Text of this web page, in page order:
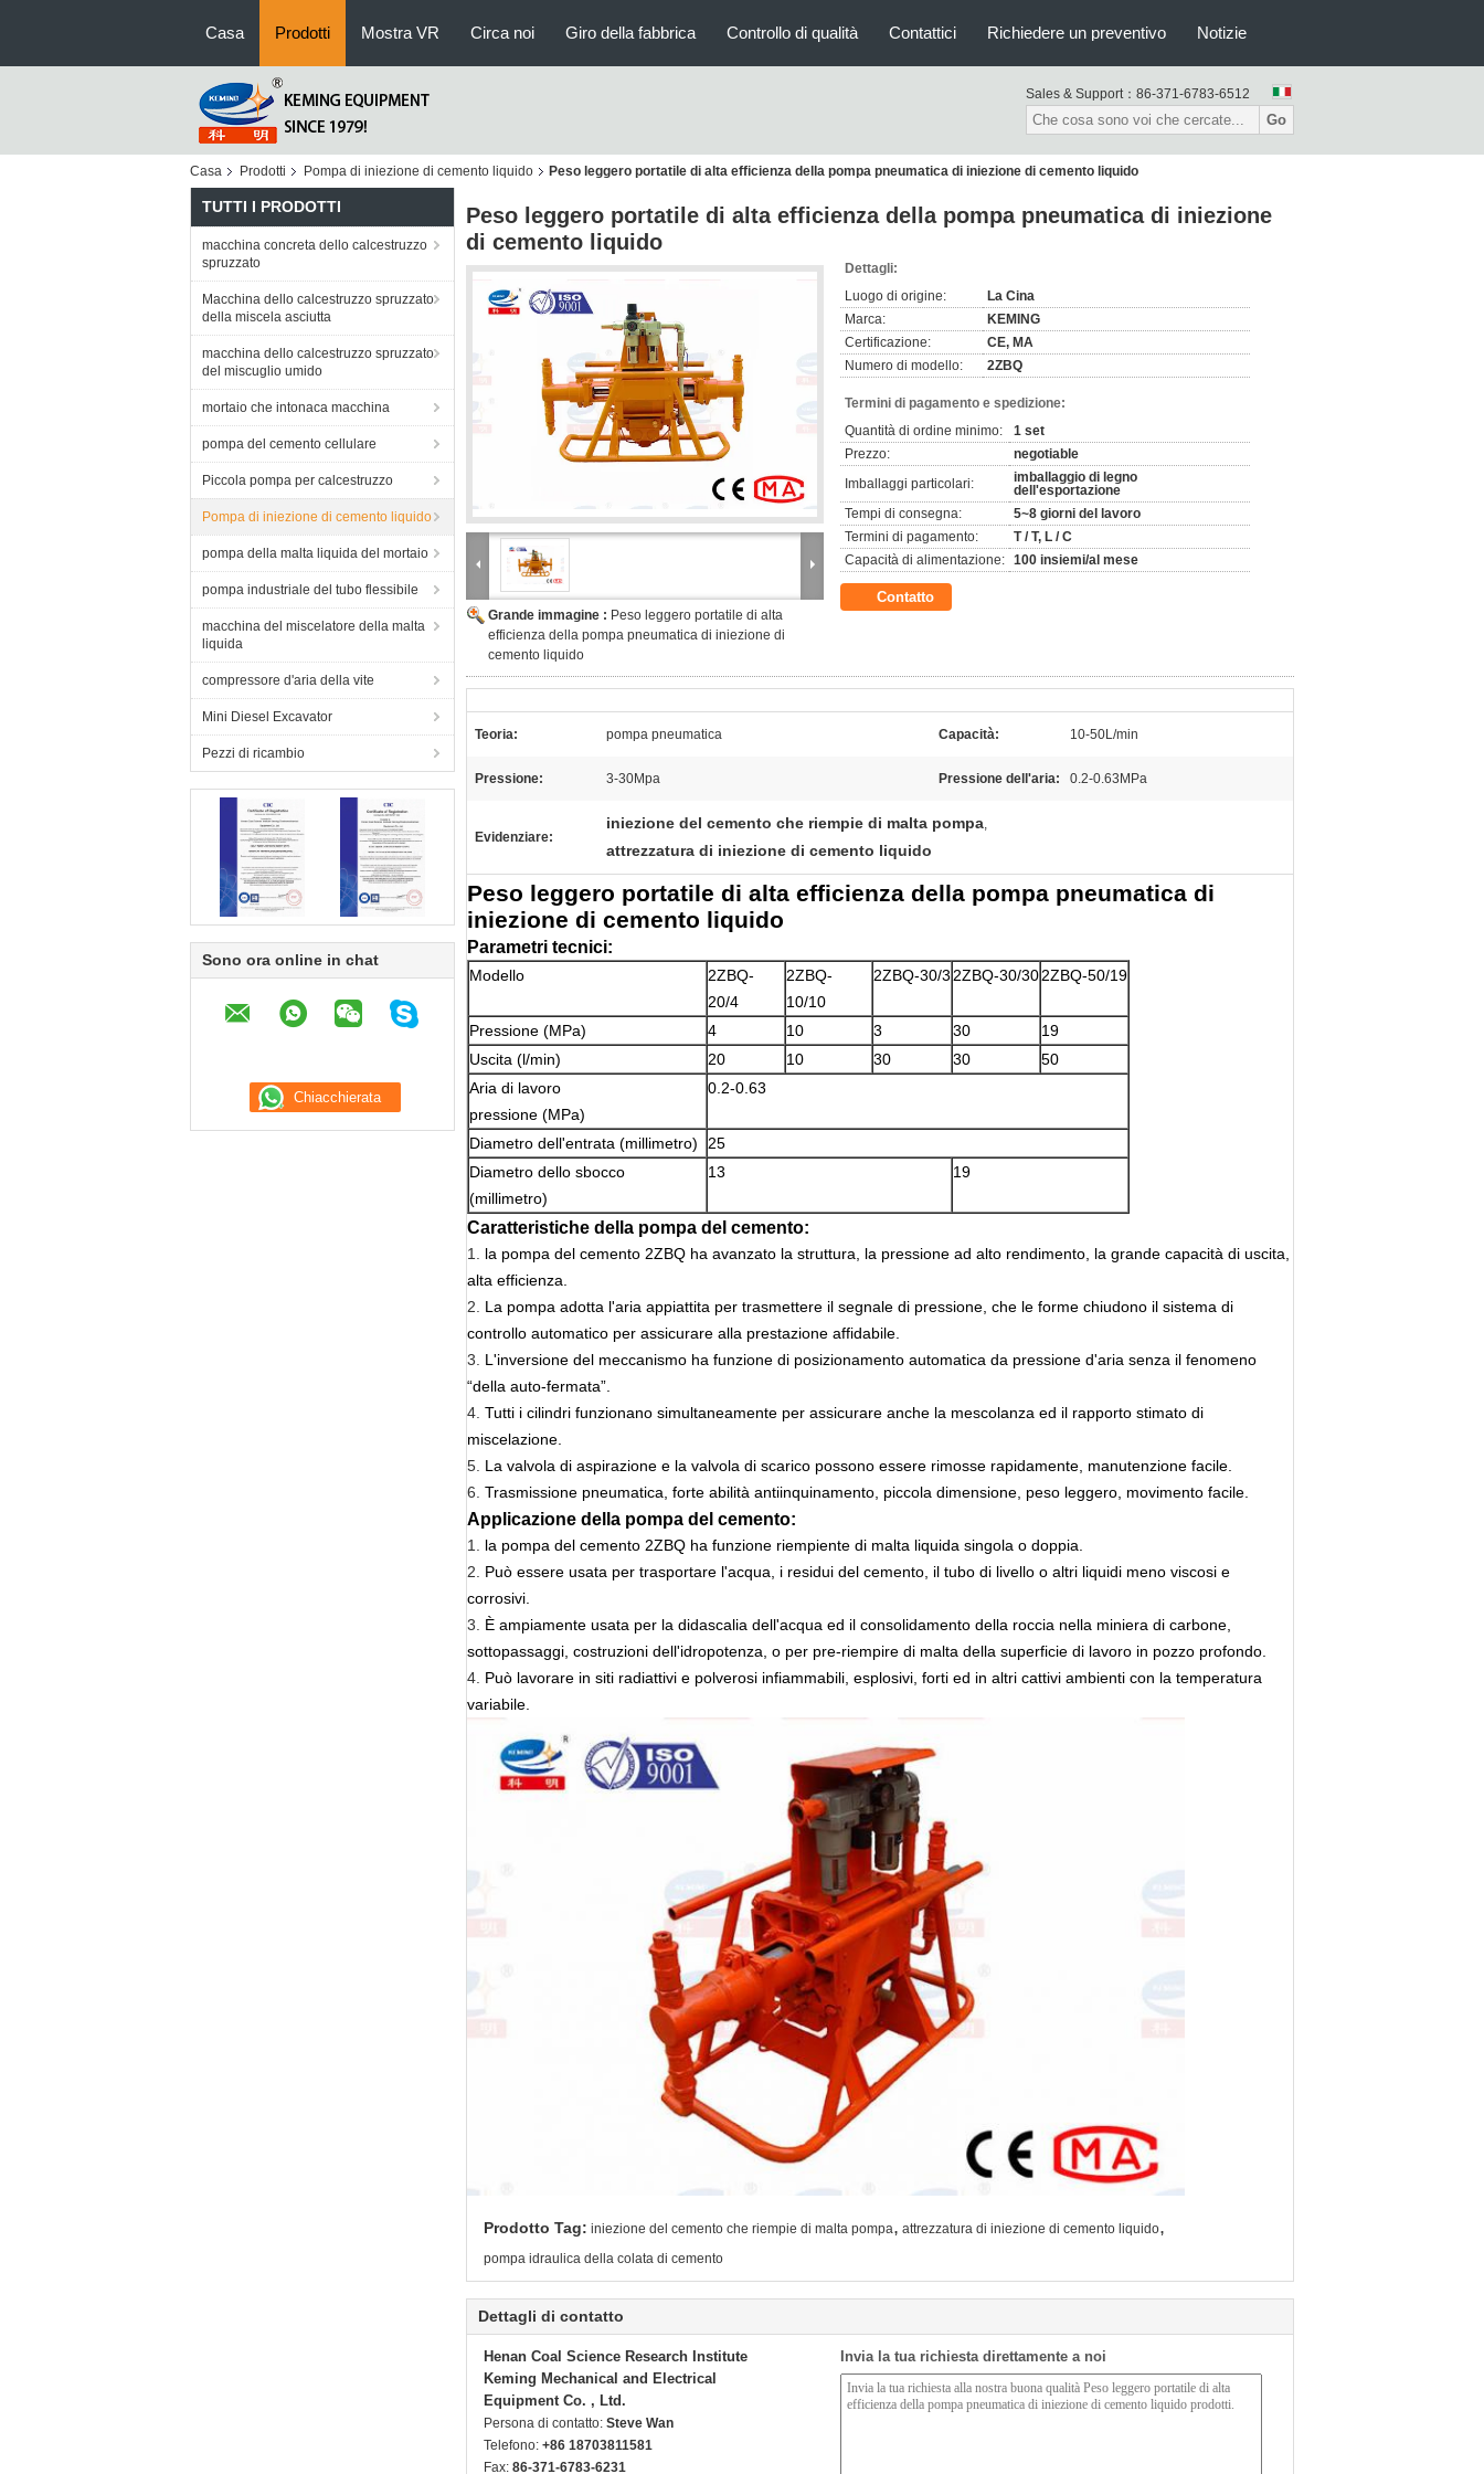
Casa Prodotti Mostra VR Circa noi Giro della fabbrica Controllo di qualità Contattici Richiedere un preventivo Notizie
Sales & Support： 86-371-6783-6512
Go
Casa Prodotti Pompa di iniezione di cemento liquido Peso leggero portatile di alta efficienza della pompa pneumatica di iniezione di cemento liquido
TUTTI I PRODOTTI
macchina concreta dello calcestruzzo
spruzzato
Macchina dello calcestruzzo spruzzato
della miscela asciutta
macchina dello calcestruzzo spruzzato
del miscuglio umido
mortaio che intonaca macchina
pompa del cemento cellulare
Piccola pompa per calcestruzzo
Pompa di iniezione di cemento liquido
pompa della malta liquida del mortaio
pompa industriale del tubo flessibile
macchina del miscelatore della malta
liquida
compressore d'aria della vite
Mini Diesel Excavator
Pezzi di ricambio
Sono ora online in chat
Peso leggero portatile di alta efficienza della pompa pneumatica di iniezione
di cemento liquido
Grande immagine : Peso leggero portatile di alta
efficienza della pompa pneumatica di iniezione di
cemento liquido
Dettagli:
Luogo di origine:
La Cina
Marca:
KEMING
Certificazione:
CE, MA
Numero di modello:
2ZBQ
Termini di pagamento e spedizione:
Quantità di ordine minimo:
1 set
Prezzo:
negotiable
Imballaggi particolari:
imballaggio di legno
dell'esportazione
Tempi di consegna:
5~8 giorni del lavoro
Termini di pagamento:
T / T, L / C
Capacità di alimentazione: 100 insiemi/al mese
Contatto
Teoria: pompa pneumatica Capacità: 10-50L/min
Pressione: 3-30Mpa Pressione dell'aria: 0.2-0.63MPa
Evidenziare:
iniezione del cemento che riempie di malta pompa,
attrezzatura di iniezione di cemento liquido
Peso leggero portatile di alta efficienza della pompa pneumatica di
iniezione di cemento liquido
Parametri tecnici:
Modello
2ZBQ-
20/4
2ZBQ-
10/10
2ZBQ-30/3 2ZBQ-30/302ZBQ-50/19
Pressione (MPa) 4 10 3 30
19
Uscita (l/min)
20 10 30 30
50
Aria di lavoro
pressione (MPa)
0.2-0.63
Diametro dell'entrata (millimetro)
25
Diametro dello sbocco
(millimetro)
13 19
Caratteristiche della pompa del cemento:
1. la pompa del cemento 2ZBQ ha avanzato la struttura, la pressione ad alto rendimento, la grande capacità di uscita,
alta efficienza.
2. La pompa adotta l'aria appiattita per trasmettere il segnale di pressione, che le forme chiudono il sistema di
controllo automatico per assicurare alla prestazione affidabile.
3. L'inversione del meccanismo ha funzione di posizionamento automatica da pressione d'aria senza il fenomeno
“della auto-fermata”.
4. Tutti i cilindri funzionano simultaneamente per assicurare anche la mescolanza ed il rapporto stimato di
miscelazione.
5. La valvola di aspirazione e la valvola di scarico possono essere rimosse rapidamente, manutenzione facile.
6. Trasmissione pneumatica, forte abilità antiinquinamento, piccola dimensione, peso leggero, movimento facile.
Applicazione della pompa del cemento:
1. la pompa del cemento 2ZBQ ha funzione riempiente di malta liquida singola o doppia.
2. Può essere usata per trasportare l'acqua, i residui del cemento, il tubo di livello o altri liquidi meno viscosi e
corrosivi.
3. È ampiamente usata per la didascalia dell'acqua ed il consolidamento della roccia nella miniera di carbone,
sottopassaggi, costruzioni dell'idropotenza, o per pre-riempire di malta della superficie di lavoro in pozzo profondo.
4. Può lavorare in siti radiattivi e polverosi infiammabili, esplosivi, forti ed in altri cattivi ambienti con la temperatura
variabile.
Prodotto Tag: iniezione del cemento che riempie di malta pompa, attrezzatura di iniezione di cemento liquido,
pompa idraulica della colata di cemento
Dettagli di contatto
Henan Coal Science Research Institute
Keming Mechanical and Electrical
Equipment Co. , Ltd.
Persona di contatto: Steve Wan
Telefono: +86 18703811581
Fax: 86-371-6783-6231
Invia la tua richiesta direttamente a noi